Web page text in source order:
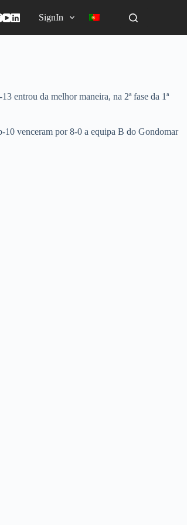
SignIn
entrou da melhor maneira, na 2ª fase da 1ª
10 venceram por 8-0 a equipa B do Gondomar